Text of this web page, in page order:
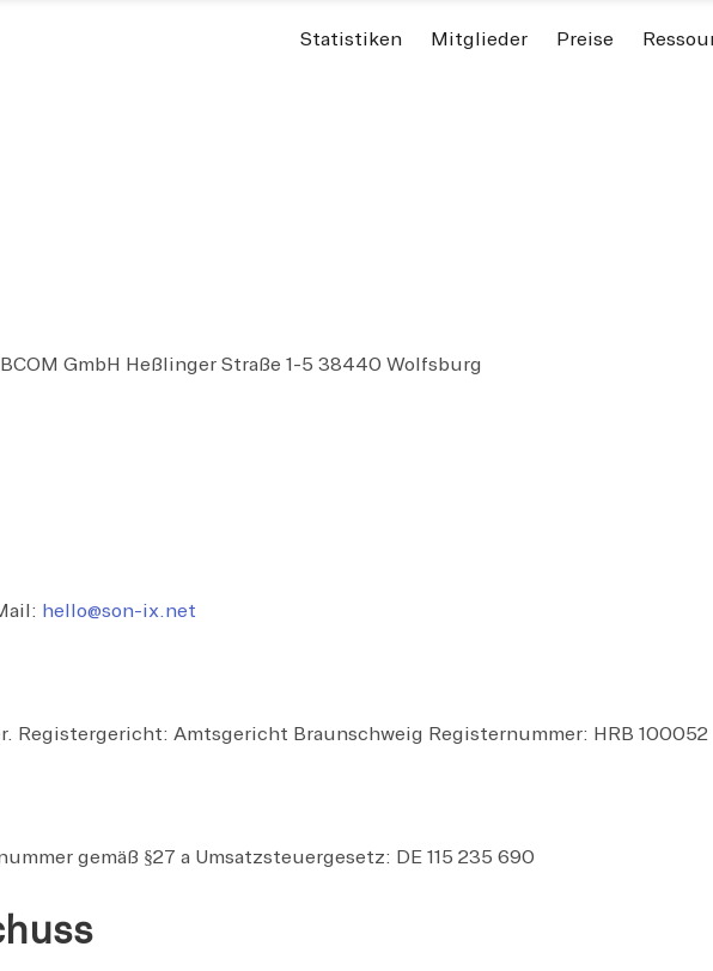
Statistiken Mitglieder Preise
GmbH Heßlinger Straße 1-5 38440 Wolfsburg
hello@son-ix.net
Registergericht: Amtsgericht Braunschweig Registernummer: HRB 100052
gemäß §27 a Umsatzsteuergesetz: DE 115 235 690